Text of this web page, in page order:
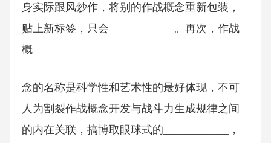
身实际跟风炒作，将别的作战概念重新包装，
贴上新标签，只会____________。再次，作战
概
念的名称是科学性和艺术性的最好体现，不可
人为割裂作战概念开发与战斗力生成规律之间
的内在关联，搞博取眼球式的____________，